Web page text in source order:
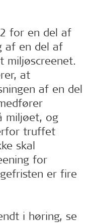
for en del af
af en del af
miljøscreenet.
at
af en del
miljøet, og
truffet
skal
for
er fire
i høring, se